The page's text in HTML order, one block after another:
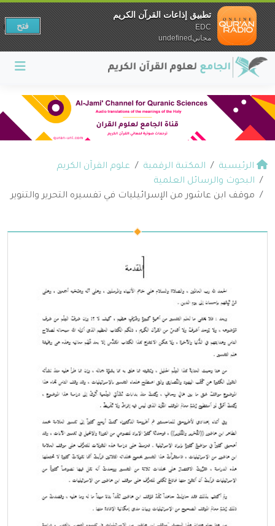
الرئيسية المكتبة الرقمية
علوم القرآن الكريم
البحوث والرسائل العلمية
موقف ابن عاشور من الإسرائيليات في تفسيره التحرير والتنوير
تطبيق إذاعات القرآن الكريم
EDC
مجانيundefined
فتح